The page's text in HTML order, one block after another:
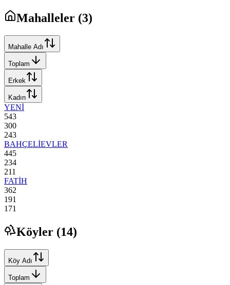
Mahalleler (3)
Mahalle Adı
Toplam
Erkek
Kadın
YENİ
543
300
243
BAHÇELİEVLER
445
234
211
FATİH
362
191
171
Köyler (14)
Köy Adı
Toplam